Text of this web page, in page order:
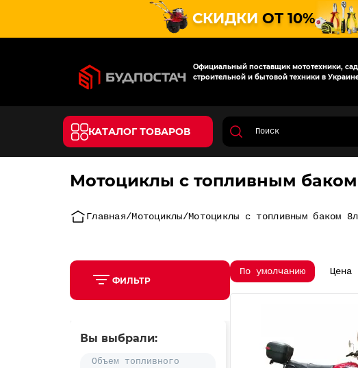
СКИДКИ ОТ 10%
Официальный поставщик мототехники,
строительной и бытовой техники в
КАТАЛОГ ТОВАРОВ
Мотоциклы с топливным
Главная Мотоциклы Мотоциклы с топливным баком 8л
ФИЛЬТР
Вы выбрали:
Объем топливного
По умолчанию Цена